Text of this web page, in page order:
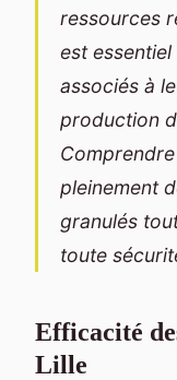
ressources
est essentiel
associés à
production
pleinement
granulés
toute
Efficacité
Lille